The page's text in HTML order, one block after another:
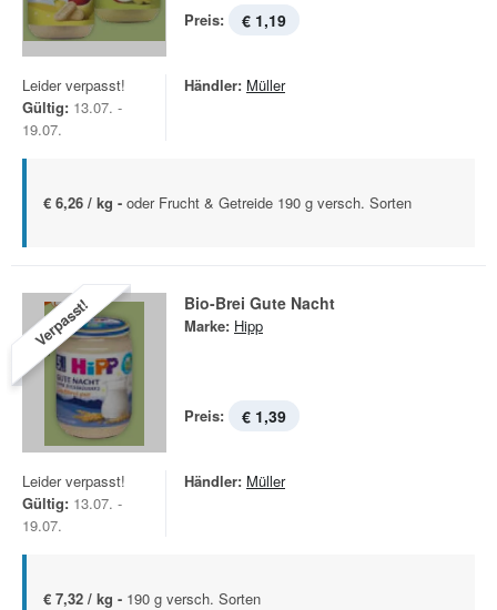
Preis: € 1,19
Leider verpasst!
Gültig: 13.07. -
19.07.
Händler: Müller
€ 6,26 / kg - oder Frucht & Getreide 190 g versch. Sorten
Verpasst! Bio-Brei Gute Nacht
Marke: Hipp
Preis: € 1,39
Leider verpasst!
Gültig: 13.07. -
19.07.
Händler: Müller
€ 7,32 / kg - 190 g versch. Sorten